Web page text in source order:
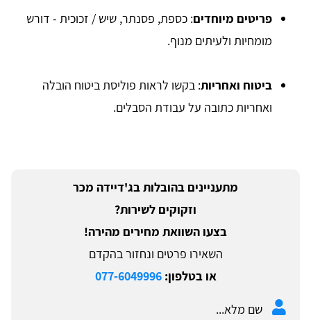
פריטים מיוחדים: כספת, פסנתר, שיש / זכוכית - דורש
מומחיות ולעיתים מנוף.
ביטוח ואחריות: בקשו לראות פוליסת ביטוח הובלה
ואחריות כתובה על עבודת הסבלים.
מתעניינים בהובלות בג'דיידה מכר
וזקוקים לשירות?
בצעו השוואת מחירים מהירה!
השאירו פרטים ונחזור בהקדם
או בטלפון:077-6049996